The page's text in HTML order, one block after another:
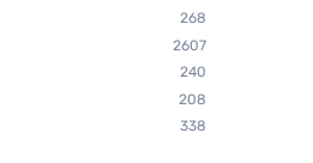
268
2607
240
208
338